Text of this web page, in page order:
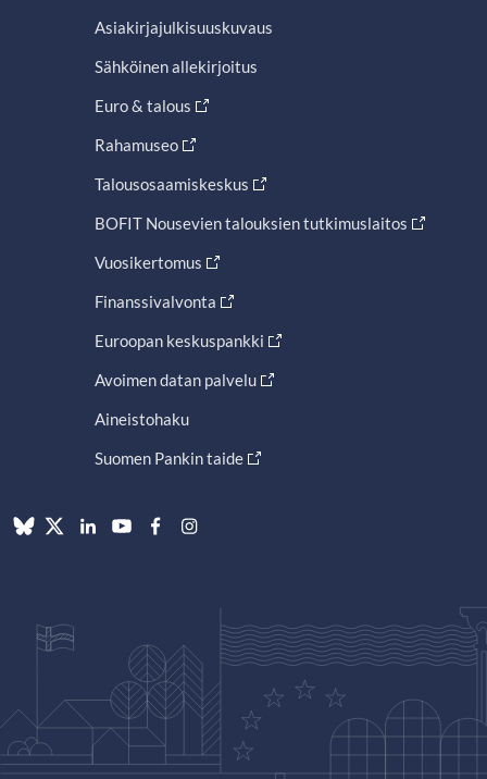
Asiakirjajulkisuuskuvaus
Sähköinen allekirjoitus
Euro & talous
Rahamuseo
Talousosaamiskeskus
BOFIT Nousevien talouksien tutkimuslaitos
Vuosikertomus
Finanssivalvonta
Euroopan keskuspankki
Avoimen datan palvelu
Aineistohaku
Suomen Pankin taide